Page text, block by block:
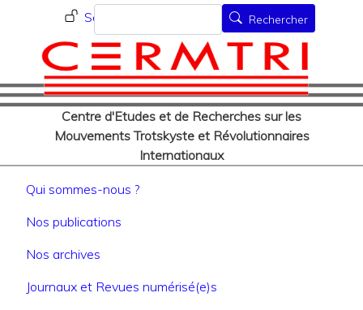
au
contenu
principal
Menu du compte de
Se connecter
Centre d'Etudes et de Recherches sur les
Mouvements Trotskyste et Révolutionnaires
Internationaux
Rechercher Rechercher
Navigation principale
Qui sommes-nous ?
Nos publications
Nos archives
Journaux et Revues numérisé(e)s